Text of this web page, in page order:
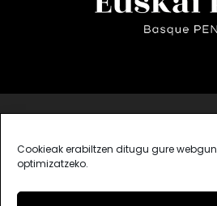
Cookieak erabiltzen ditugu gure
optimizatzeko.